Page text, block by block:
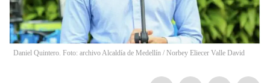
Daniel Quintero. Foto: archivo Alcaldía de Medellín / Norbey Eliecer Valle David